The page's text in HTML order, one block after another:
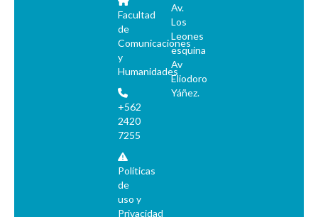
Facultad
de
Comunicaciones
y
Humanidades
+562
2420
7255
Políticas
de
uso y
Privacidad
Av.
Los
Leones
esquina
Av
Eliodoro
Yáñez.